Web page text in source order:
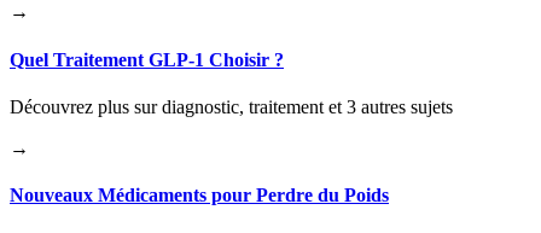
→
Quel Traitement GLP-1 Choisir ?
Découvrez plus sur diagnostic, traitement et 3 autres sujets
→
Nouveaux Médicaments pour Perdre du Poids